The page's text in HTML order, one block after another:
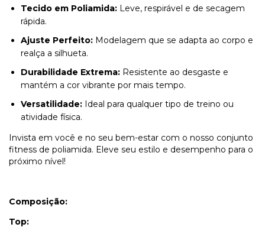
Tecido em Poliamida: Leve, respirável e de secagem
rápida.
Ajuste Perfeito: Modelagem que se adapta ao corpo e
realça a silhueta.
Durabilidade Extrema: Resistente ao desgaste e
mantém a cor vibrante por mais tempo.
Versatilidade: Ideal para qualquer tipo de treino ou
atividade física.
Invista em você e no seu bem-estar com o nosso conjunto
fitness de poliamida. Eleve seu estilo e desempenho para o
próximo nível!
Composição:
Top: